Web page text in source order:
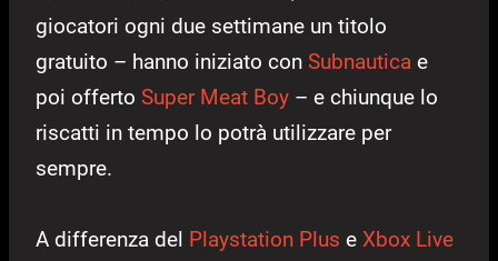
giocatori ogni due settimane un titolo
gratuito – hanno iniziato con Subnautica e
poi offerto Super Meat Boy – e chiunque lo
riscatti in tempo lo potrà utilizzare per
sempre.
A differenza del Playstation Plus e Xbox Live